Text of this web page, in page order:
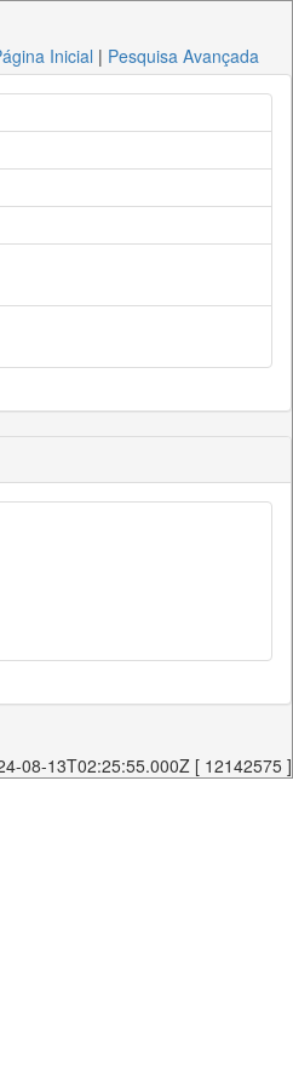
Inicial | Pesquisa Avançada
08-13T02:25:55.000Z [ 12142575 ]